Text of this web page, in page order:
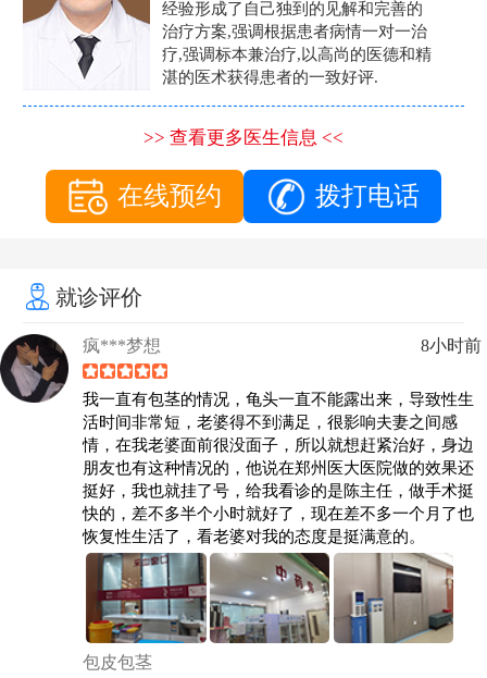
经验形成了自己独到的见解和完善的
治疗方案,强调根据患者病情一对一治
疗,强调标本兼治疗,以高尚的医德和精
湛的医术获得患者的一致好评.
>> 查看更多医生信息 <<
在线预约 拨打电话
就诊评价
疯***梦想 8小时前
我一直有包茎的情况，龟头一直不能露出来，导致性生
活时间非常短，老婆得不到满足，很影响夫妻之间感
情，在我老婆面前很没面子，所以就想赶紧治好，身边
朋友也有这种情况的，他说在郑州医大医院做的效果还
挺好，我也就挂了号，给我看诊的是陈主任，做手术挺
快的，差不多半个小时就好了，现在差不多一个月了也
恢复性生活了，看老婆对我的态度是挺满意的。
包皮包茎